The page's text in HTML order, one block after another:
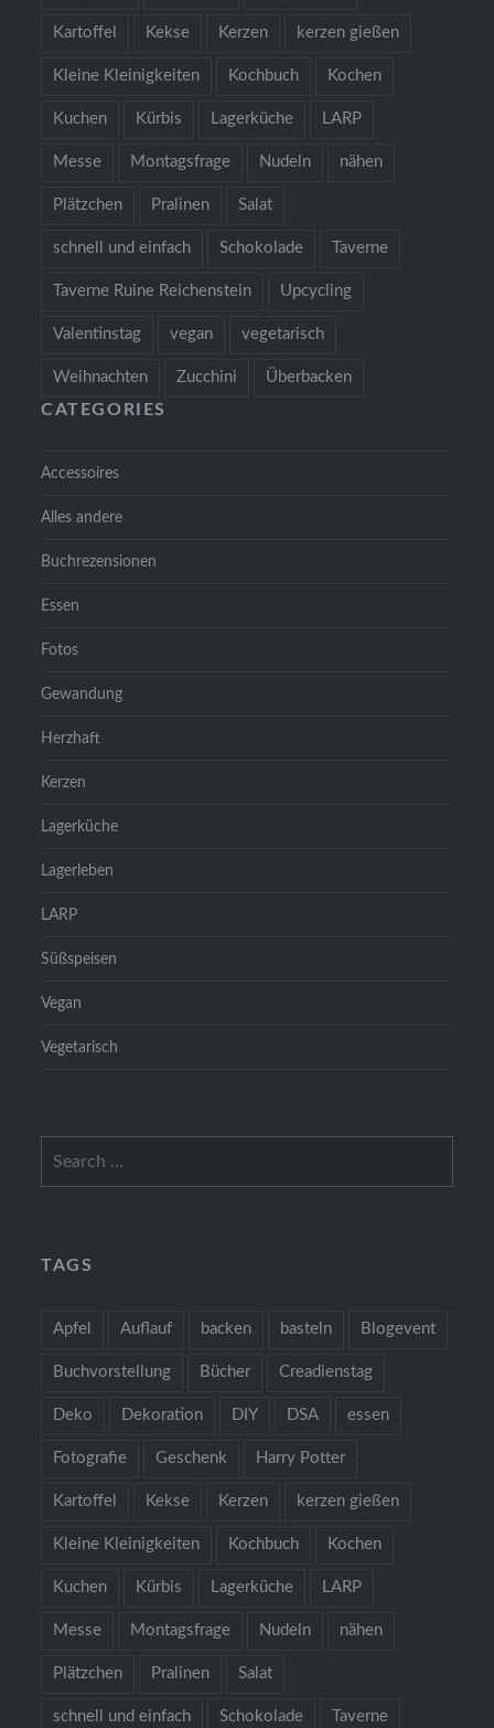
Kartoffel Kekse Kerzen kerzen gießen
Kleine Kleinigkeiten Kochbuch Kochen
Kuchen Kürbis Lagerküche LARP
Messe Montagsfrage Nudeln nähen
Plätzchen Pralinen Salat
schnell und einfach Schokolade Taverne
Taverne Ruine Reichenstein Upcycling
Valentinstag vegan vegetarisch
Weihnachten Zucchini Überbacken
CATEGORIES
Accessoires
Alles andere
Buchrezensionen
Essen
Fotos
Gewandung
Herzhaft
Kerzen
Lagerküche
Lagerleben
LARP
Süßspeisen
Vegan
Vegetarisch
TAGS
Apfel Auflauf backen basteln Blogevent
Buchvorstellung Bücher Creadienstag
Deko Dekoration DIY DSA essen
Fotografie Geschenk Harry Potter
Kartoffel Kekse Kerzen kerzen gießen
Kleine Kleinigkeiten Kochbuch Kochen
Kuchen Kürbis Lagerküche LARP
Messe Montagsfrage Nudeln nähen
Plätzchen Pralinen Salat
schnell und einfach Schokolade Taverne